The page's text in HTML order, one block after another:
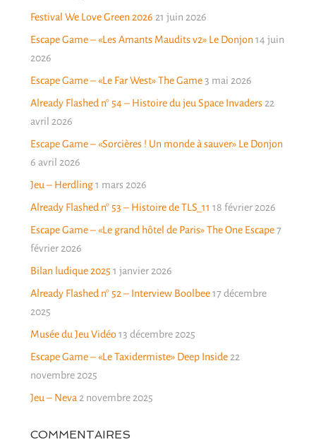
Festival We Love Green 2026 21 juin 2026
Escape Game – «Les Amants Maudits v2» Le Donjon 14 juin
2026
Escape Game – «Le Far West» The Game 3 mai 2026
Already Flashed n° 54 – Histoire du jeu Space Invaders 22
avril 2026
Escape Game – «Sorcières ! Un monde à sauver» Le Donjon
6 avril 2026
Jeu – Herdling 1 mars 2026
Already Flashed n° 53 – Histoire de TLS_11 18 février 2026
Escape Game – «Le grand hôtel de Paris» The One Escape 7
février 2026
Bilan ludique 2025 1 janvier 2026
Already Flashed n° 52 – Interview Boolbee 17 décembre
2025
Musée du Jeu Vidéo 13 décembre 2025
Escape Game – «Le Taxidermiste» Deep Inside 22
novembre 2025
Jeu – Neva 2 novembre 2025
COMMENTAIRES